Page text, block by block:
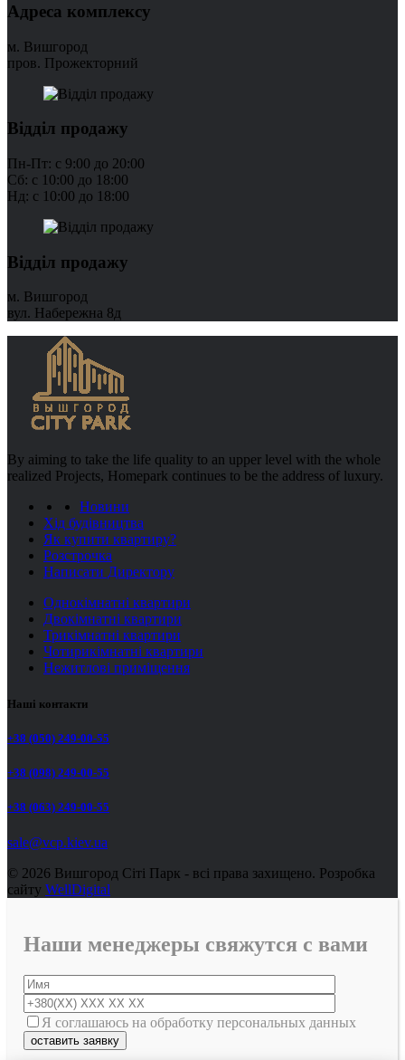
Адреса комплексу
м. Вишгород
пров. Прожекторний
Відділ продажу
Пн-Пт: с 9:00 до 20:00
Сб: с 10:00 до 18:00
Нд: с 10:00 до 18:00
Відділ продажу
м. Вишгород
вул. Набережна 8д
By aiming to take the life quality to an upper level with the whole
realized Projects, Homepark continues to be the address of luxury.
Новини
Хід будівництва
Як купити квартиру?
Розстрочка
Написати Директору
Однокімнатні квартири
Двокімнатні квартири
Трикімнатні квартири
Чотирикімнатні квартири
Нежитлові приміщення
Наші контакти
+38 (050) 249-00-55
+38 (098) 249-00-55
+38 (063) 249-00-55
sale@vcp.kiev.ua
© 2026 Вишгород Сіті Парк - всі права захищено. Розробка
сайту WellDigital
Наши менеджеры свяжутся с вами
Я соглашаюсь на обработку персональных данных